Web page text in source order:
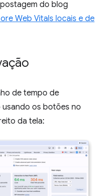
do blog
Web Vitals locais e de
de tempo de
os botões no
da tela: